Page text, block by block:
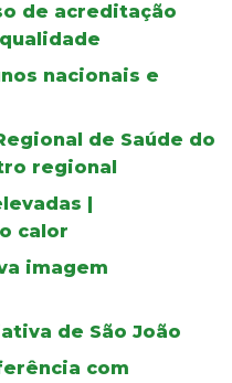
de acreditação
nacionais e
de Saúde do
regional
|
calor
imagem
de São João
com